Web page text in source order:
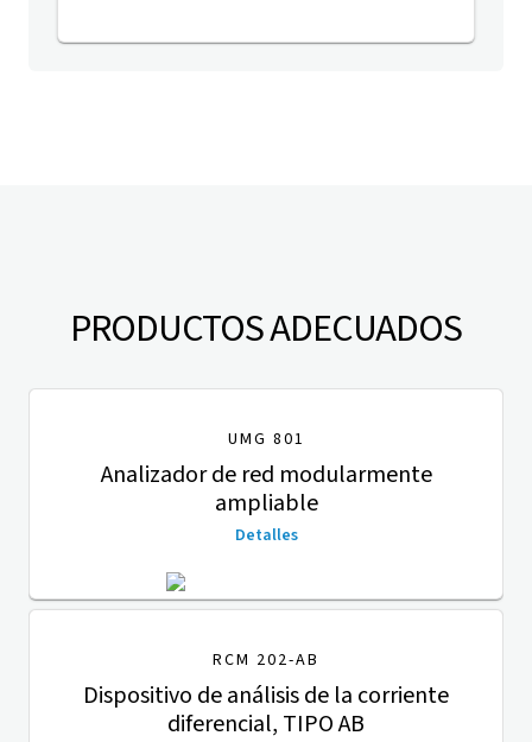
PRODUCTOS ADECUADOS
UMG 801
Analizador de red modularmente
ampliable
Detalles
RCM 202-AB
Dispositivo de análisis de la corriente
diferencial, TIPO AB